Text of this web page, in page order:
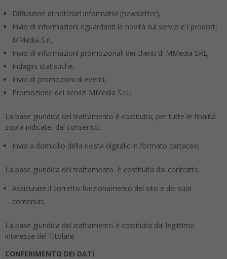
Diffusione di notiziari informativi (newsletter);
Invio di informazioni riguardanti le novità sui servizi e i prodotti
MMedia S.rl.;
Invio di informazioni promozionali dei clienti di MMedia SRL;
Indagini statistiche;
Invio di promozioni di eventi;
Promozione dei servizi MMedia S.r.l.;
La base giuridica del trattamento è costituita, per tutte le finalità
sopra indicate, dal consenso.
Invio a domicilio della rivista digitalic in formato cartaceo;
La base giuridica del trattamento è costituita dal contratto.
Assicurare il corretto funzionamento del sito e dei suoi
contenuti;
La base giuridica del trattamento è costituita dal legittimo
interesse del Titolare.
CONFERIMENTO DEI DATI